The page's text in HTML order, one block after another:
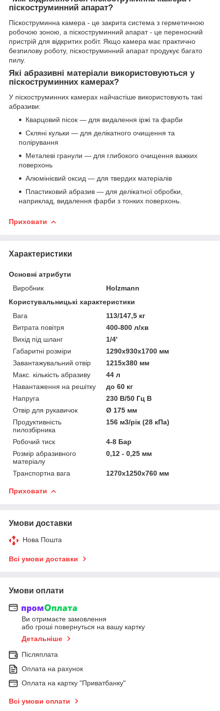
піскоструминний апарат?
Піскоструминна камера - це закрита система з герметичною
робочою зоною, а піскоструминний апарат - це переносний
пристрій для відкритих робіт. Якщо камера має практично
безпилову роботу, піскоструминний апарат продукує багато
пилу.
Які абразивні матеріали використовуються у
піскоструминних камерах?
У піскоструминних камерах найчастіше використовують такі
абразиви:
Кварцовий пісок — для видалення іржі та фарби
Скляні кульки — для делікатного очищення та
полірування
Металеві гранули — для глибокого очищення важких
поверхонь
Алюмінієвий оксид — для твердих матеріалів
Пластиковий абразив — для делікатної обробки,
наприклад, видалення фарби з тонких поверхонь.
Приховати
Характеристики
Основні атрибути
Виробник
Holzmann
Користувальницькі характеристики
Вага
113/147,5 кг
Витрата повітря
400-800 л/хв
Вихід під шланг
1/4'
Габаритні розміри
1290x930x1700 мм
Завантажувальний отвір
1215х380 мм
Макс. кількість абразиву
44 л
Навантаження на решітку
до 60 кг
Напруга
230 В/50 Гц В
Отвір для рукавичок
Ø 175 мм
Продуктивність
пилозбірника
156 м3/рік (28 кПа)
Робочий тиск
4-8 Бар
Розмір абразивного
матеріалу
0,12 - 0,25 мм
Транспортна вага 1270х1250х760 мм
Приховати
Умови доставки
Нова Пошта
Всі умови доставки
Умови оплати
Ви отримаєте замовлення
або гроші повернуться на вашу картку
Детальніше
Післяплата
Оплата на рахунок
Оплата на картку "Приватбанку"
Всі умови оплати